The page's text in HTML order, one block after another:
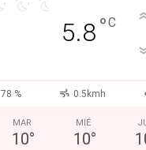
5.8°C
78 % 0.5kmh
MAR
10°
MIÉ
10°